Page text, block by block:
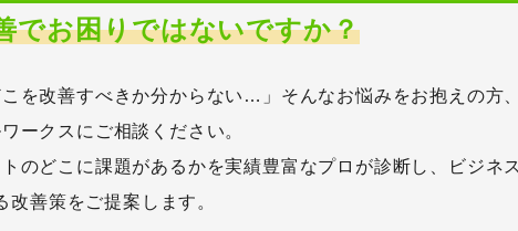
でお困りではないですか？
を改善すべきか分からない…」そんなお悩みをお抱えの方
ークスにご相談ください。
のどこに課題があるかを実績豊富なプロが診断し、ビジネ
改善策をご提案します。